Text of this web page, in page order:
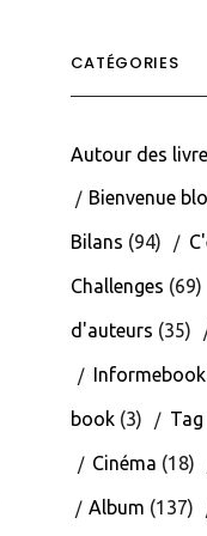
CATÉGORIES
Autour des
Bienvenue
Bilans (94)
Challenges (69)
d'auteurs (35)
Informebook
book(3) Tag
Cinéma (18)
Album (137)